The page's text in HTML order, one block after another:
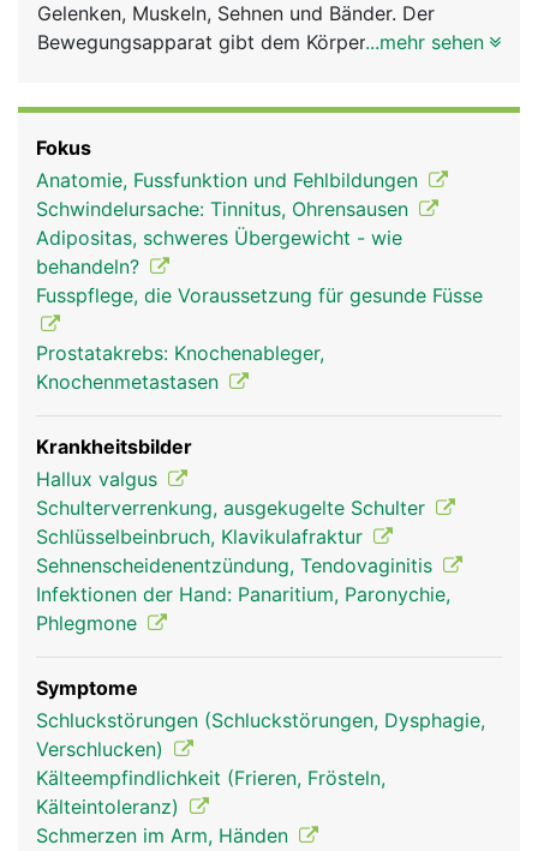
Rubriken
Gelenken, Muskeln, Sehnen und Bänder. Der
Bewegungsapparat gibt dem Körper Halt und
Organe und Blutbildung im Knochemark.
...mehr sehen
Fokus
Anatomie, Fussfunktion und Fehlbildungen
Schwindelursache: Tinnitus, Ohrensausen
Adipositas, schweres Übergewicht - wie
behandeln?
Fusspflege, die Voraussetzung für gesunde Füsse
Prostatakrebs: Knochenableger,
Knochenmetastasen
Krankheitsbilder
Hallux valgus
Schulterverrenkung, ausgekugelte Schulter
Schlüsselbeinbruch, Klavikulafraktur
Sehnenscheidenentzündung, Tendovaginitis
Infektionen der Hand: Panaritium, Paronychie,
Phlegmone
Symptome
Schluckstörungen (Schluckstörungen, Dysphagie,
Verschlucken)
Kälteempfindlichkeit (Frieren, Frösteln,
Kälteintoleranz)
Schmerzen im Arm, Händen